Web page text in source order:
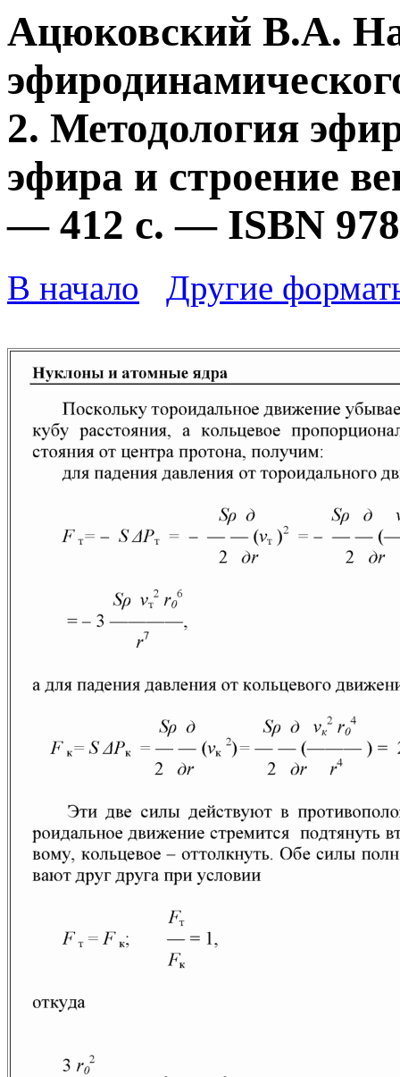
Ацюковский В.А.
2. Методология
эфира и строение
— 412 с. — ISBN
В начало Другие